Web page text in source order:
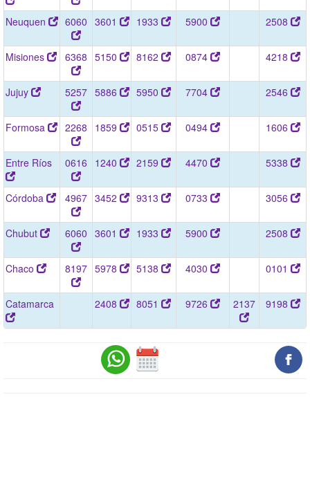
Neuquen 6060 3601 1933 5900 2508
Misiones 6368 5150 8162 0874 4218
Jujuy 5257 5886 5950 7704 2546
Formosa 2268 1859 0515 0494 1606
Entre Ríos 0616 1240 2159 4470 5338
Córdoba 4967 3452 9313 0733 3056
Chubut 6060 3601 1933 5900 2508
Chaco 8197 5978 5138 4030 0101
Catamarca 2408 8051 9726 2137 9198